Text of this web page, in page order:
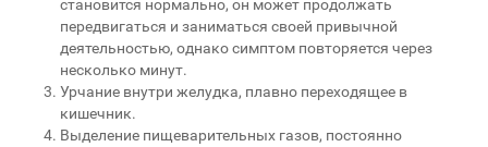
становится нормально, он может продолжать
передвигаться и заниматься своей привычной
деятельностью, однако симптом повторяется через
несколько минут.
Урчание внутри желудка, плавно переходящее в
кишечник.
Выделение пищеварительных газов, постоянно